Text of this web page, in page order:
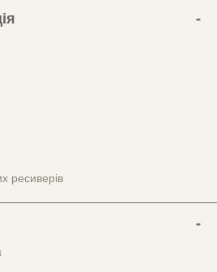
ресиверів